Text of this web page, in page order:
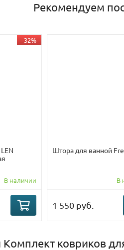
Рекомендуем
-32%
В наличии
Штора для ванной
В
1 550 руб.
ковриков